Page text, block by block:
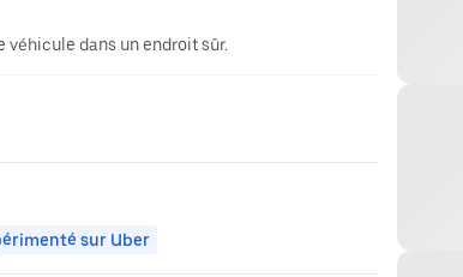
véhicule dans un endroit sûr.
sur Uber